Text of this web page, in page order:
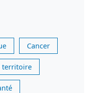
Cancer
territoire